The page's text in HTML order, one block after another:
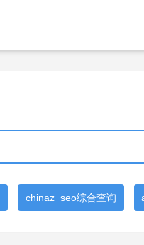
chinaz_seo综合查询